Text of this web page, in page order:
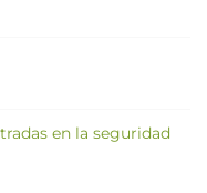
en la seguridad